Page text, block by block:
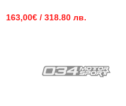
163,00€ / 318.80 лв.